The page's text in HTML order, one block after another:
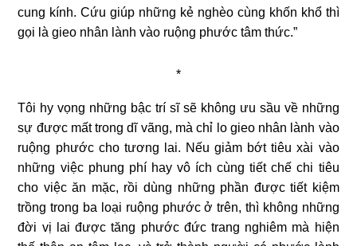
cung kính. Cứu giúp những kẻ nghèo cùng khốn khổ thì
gọi là gieo nhân lành vào ruộng phước tâm thức.”
*
Tôi hy vọng những bậc trí sĩ sẽ không ưu sầu về những
sự được mất trong dĩ vãng, mà chỉ lo gieo nhân lành vào
ruộng phước cho tương lai. Nếu giảm bớt tiêu xài vào
những việc phung phí hay vô ích cùng tiết chế chi tiêu
cho việc ăn mặc, rồi dùng những phần được tiết kiệm
trồng trong ba loại ruộng phước ở trên, thì không những
đời vị lai được tăng phước đức trang nghiêm mà hiện